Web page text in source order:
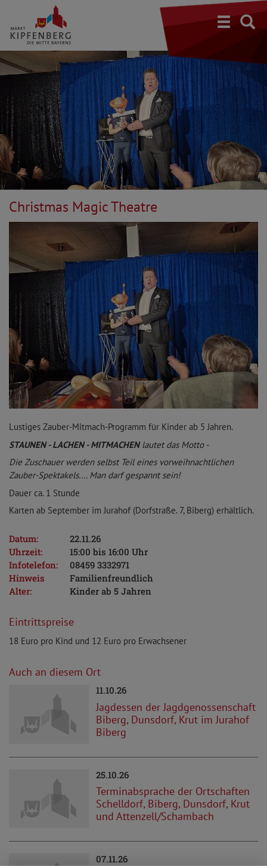
Christmas Magic Theatre
Lustiges Zauber-Mitmach-Programm für Kinder ab 5 Jahren.
STAUNEN - LACHEN - MITMACHENlautet das Motto -
Die Zuschauer werden selbst Teil eines vorweihnachtlichen
Zauber-Spektakels.... Man darf gespannt sein!
Dauer ca. 1 Stunde
Karten ab September im Jurahof (Dorfstraße. 7, Biberg) erhältlich.
Datum:
22.11.26
Uhrzeit:
15:00 bis 16:00 Uhr
Infotelefon:
08459 3332971
Hinweis
Familienfreundlich
Alter:
Kinder ab 5 Jahren
Eintrittspreise
18 Euro pro Kind und 12 Euro pro Erwachsener
Auch an diesem Ort
11.10.26
Jagdessen der Jagdgenossenschaft
Biberg, Dunsdorf, Krut im Jurahof
Biberg
25.10.26
Terminabsprache der Ortschaften
Schelldorf, Biberg, Dunsdorf, Krut
und Attenzell/Schambach
07.11.26